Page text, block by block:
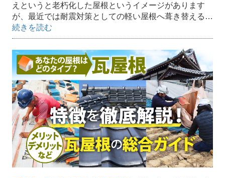
えというと老朽化した屋根というイメージがあります
が、最近では耐震対策としての軽い屋根へ葺き替える…
続きを読む